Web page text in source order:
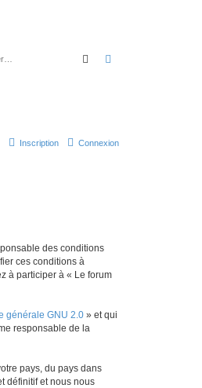
Rechercher
Connexion
Inscription
des conditions
ces conditions à
à participer à « Le forum
générale GNU 2.0 » et qui
responsable de la
pays, du pays dans
définitif et nous nous